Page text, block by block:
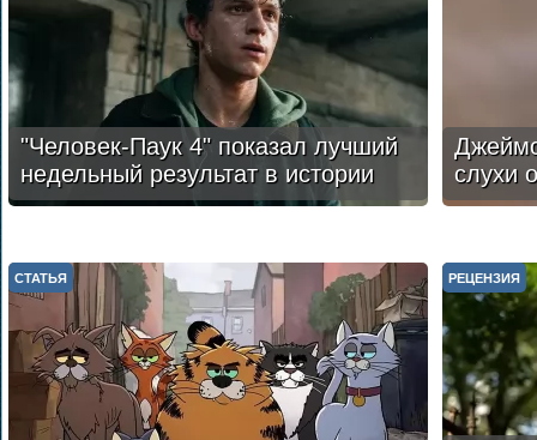
"Человек-Паук 4" показал лучший
недельный результат в истории
слухи
СТАТЬЯ РЕЦЕНЗИЯ